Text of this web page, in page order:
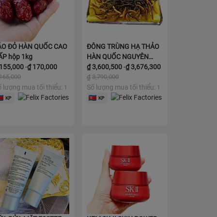
ĐỎ HÀN QUỐC CAO
hộp 1kg
155,000 -₫ 170,000
lượng mua tối thiểu: 1
KP
Thêm vào giỏ
ĐÔNG TRÙNG HẠ THẢO
HÀN QUỐC NGUYÊN
CON SẤY KHÔ Hộp 45g
₫3,600,500 -₫3,676,300
₫ 3,790,000
Số lượng mua tối thiểu: 1
KP
Thêm vào giỏ